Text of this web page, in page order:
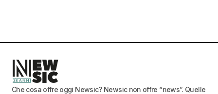
Che cosa offre oggi Newsic? Newsic non offre “news”. Quelle